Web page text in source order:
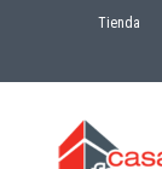
Tienda